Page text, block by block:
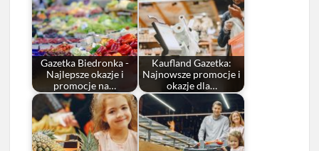
Gazetka Biedronka -
Najlepsze okazje i
promocje na…
Kaufland Gazetka:
Najnowsze promocje i
okazje dla…